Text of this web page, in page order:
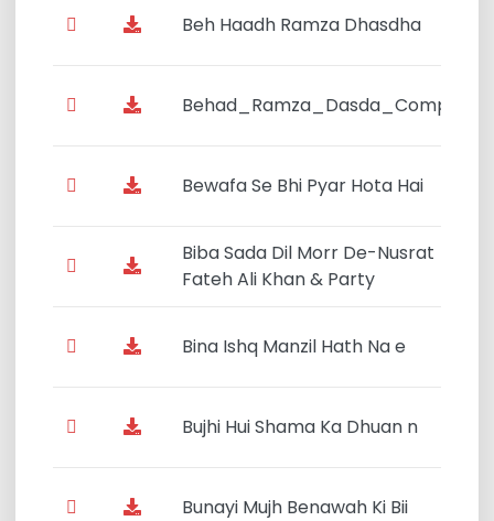
Beh Haadh Ramza Dhasdha
Behad_Ramza_Dasda_Complet_
Bewafa Se Bhi Pyar Hota Hai
Biba Sada Dil Morr De-Nusrat
Fateh Ali Khan & Party
Bina Ishq Manzil Hath Na e
Bujhi Hui Shama Ka Dhuan n
Bunayi Mujh Benawah Ki Bii